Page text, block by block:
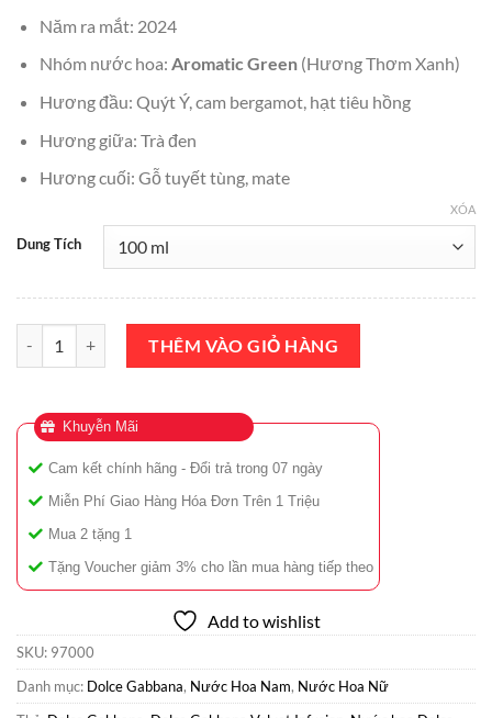
Năm ra mắt: 2024
Nhóm nước hoa: Aromatic Green(Hương Thơm Xanh)
Hương đầu: Quýt Ý, cam bergamot, hạt tiêu hồng
Hương giữa: Trà đen
Hương cuối: Gỗ tuyết tùng, mate
Dung Tích
XÓA
Nước Hoa Dolce Gabbana Velvet Infusion EDP 100ml Chính Hãng
THÊM VÀO GIỎ HÀNG
Khuyễn Mãi
Cam kết chính hãng - Đổi trả trong 07 ngày
Miễn Phí Giao Hàng Hóa Đơn Trên 1 Triệu
Mua 2 tặng 1
Tặng Voucher giảm 3% cho lần mua hàng tiếp theo
Add to wishlist
SKU: 97000
Danh mục: Dolce Gabbana, Nước Hoa Nam, Nước Hoa Nữ